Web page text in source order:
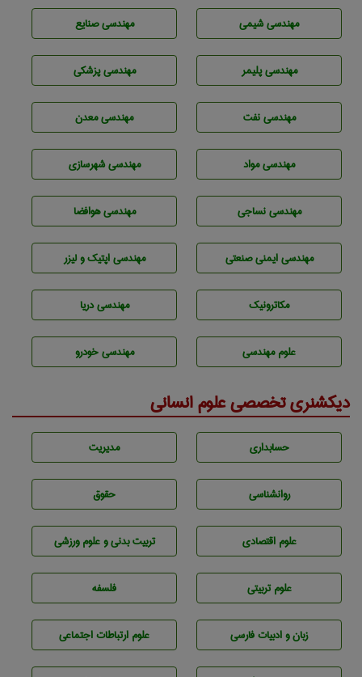
مهندسي شيمی مهندسی صنايع
مهندسی پليمر مهندسی پزشکی
مهندسی نفت مهندسی معدن
مهندسی مواد مهندسی شهرسازی
مهندسي نساجی مهندسی هوافضا
مهندسی ایمنی صنعتی مهندسی اپتیک و لیزر
مکاترونیک مهندسی دریا
علوم مهندسی مهندسی خودرو
دیکشنری تخصصی علوم انسانی
حسابداری مديريت
روانشناسی حقوق
علوم اقتصادی تربيت بدنی و علوم ورزشی
علوم تربيتی فلسفه
زبان و ادبيات فارسی علوم ارتباطات اجتماعی